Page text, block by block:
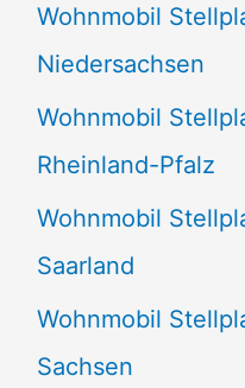
Wohnmobil
Niedersachsen
Wohnmobil
Rheinland-Pfalz
Wohnmobil
Saarland
Wohnmobil
Sachsen